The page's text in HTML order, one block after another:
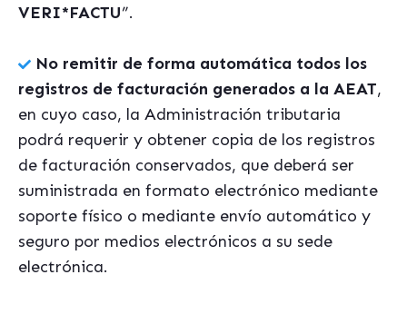
VERI*FACTU”.
No remitir de forma automática todos los
registros de facturación generados a la AEAT,
en cuyo caso, la Administración tributaria
podrá requerir y obtener copia de los registros
de facturación conservados, que deberá ser
suministrada en formato electrónico mediante
soporte físico o mediante envío automático y
seguro por medios electrónicos a su sede
electrónica.